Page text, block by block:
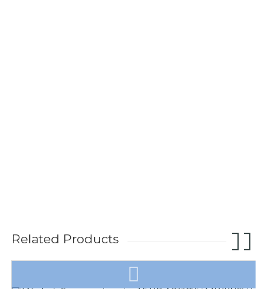
Related Products